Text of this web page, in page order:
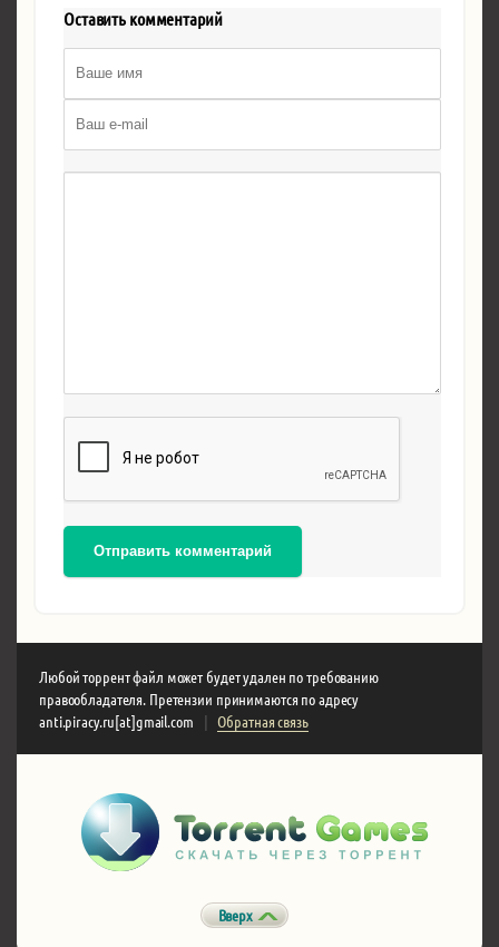
Оставить комментарий
Отправить комментарий
Любой торрент файл может будет удален по требованию
правообладателя. Претензии принимаются по адресу
anti.piracy.ru[at]gmail.com
| Обратная связь
Вверх